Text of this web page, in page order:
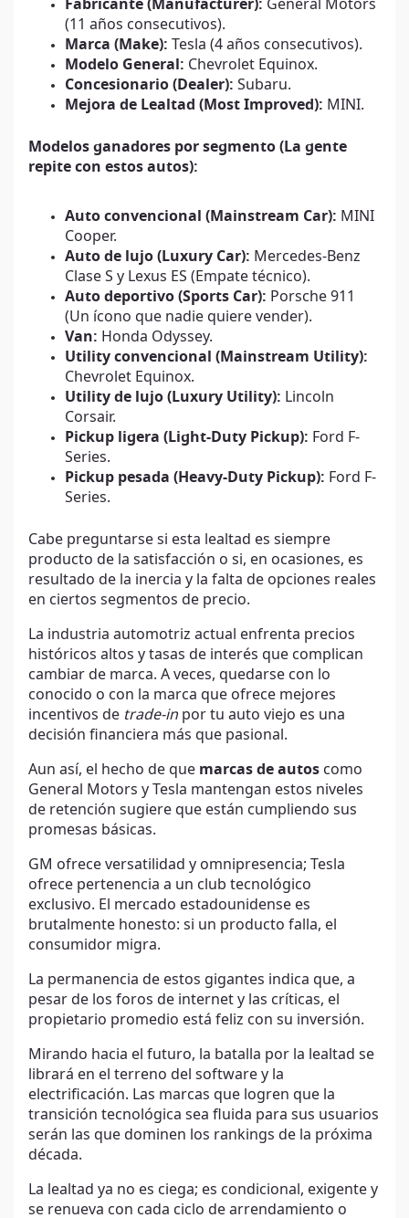
Fabricante (Manufacturer): General Motors
(11 años consecutivos).
Marca (Make): Tesla (4 años consecutivos).
Modelo General: Chevrolet Equinox.
Concesionario (Dealer): Subaru.
Mejora de Lealtad (Most Improved): MINI.
Modelos ganadores por segmento (La gente
repite con estos autos):
Auto convencional (Mainstream Car): MINI
Cooper.
Auto de lujo (Luxury Car): Mercedes-Benz
Clase S y Lexus ES (Empate técnico).
Auto deportivo (Sports Car): Porsche 911
(Un ícono que nadie quiere vender).
Van: Honda Odyssey.
Utility convencional (Mainstream Utility):
Chevrolet Equinox.
Utility de lujo (Luxury Utility): Lincoln
Corsair.
Pickup ligera (Light-Duty Pickup): Ford F-
Series.
Pickup pesada (Heavy-Duty Pickup): Ford F-
Series.
Cabe preguntarse si esta lealtad es siempre
producto de la satisfacción o si, en ocasiones, es
resultado de la inercia y la falta de opciones reales
en ciertos segmentos de precio.
La industria automotriz actual enfrenta precios
históricos altos y tasas de interés que complican
cambiar de marca. A veces, quedarse con lo
conocido o con la marca que ofrece mejores
incentivos de trade-in por tu auto viejo es una
decisión financiera más que pasional.
Aun así, el hecho de que marcas de autos como
General Motors y Tesla mantengan estos niveles
de retención sugiere que están cumpliendo sus
promesas básicas.
GM ofrece versatilidad y omnipresencia; Tesla
ofrece pertenencia a un club tecnológico
exclusivo. El mercado estadounidense es
brutalmente honesto: si un producto falla, el
consumidor migra.
La permanencia de estos gigantes indica que, a
pesar de los foros de internet y las críticas, el
propietario promedio está feliz con su inversión.
Mirando hacia el futuro, la batalla por la lealtad se
librará en el terreno del software y la
electrificación. Las marcas que logren que la
transición tecnológica sea fluida para sus usuarios
serán las que dominen los rankings de la próxima
década.
La lealtad ya no es ciega; es condicional, exigente y
se renueva con cada ciclo de arrendamiento o